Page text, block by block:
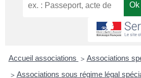
Accueil associations > Associations
> Associations sous régime légal